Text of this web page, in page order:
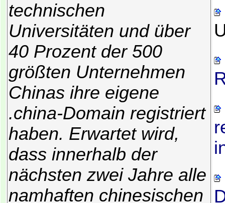
technischen
Universitäten und über
40 Prozent der 500
größten Unternehmen
Chinas ihre eigene
.china-Domain registriert
haben. Erwartet wird,
dass innerhalb der
nächsten zwei Jahre alle
namhaften chinesischen